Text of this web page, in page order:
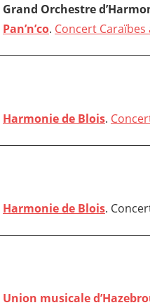
Grand Orchestre
Pan’n’co. Concert
Harmonie de Blois.
Harmonie de Blois.
Union musicale